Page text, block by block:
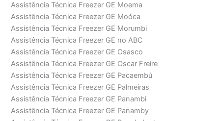
Assistência Técnica Freezer GE Moema
Assistência Técnica Freezer GE Moóca
Assistência Técnica Freezer GE Morumbi
Assistência Técnica Freezer GE no ABC
Assistência Técnica Freezer GE Osasco
Assistência Técnica Freezer GE Oscar Freire
Assistência Técnica Freezer GE Pacaembú
Assistência Técnica Freezer GE Palmeiras
Assistência Técnica Freezer GE Panambi
Assistência Técnica Freezer GE Panamby